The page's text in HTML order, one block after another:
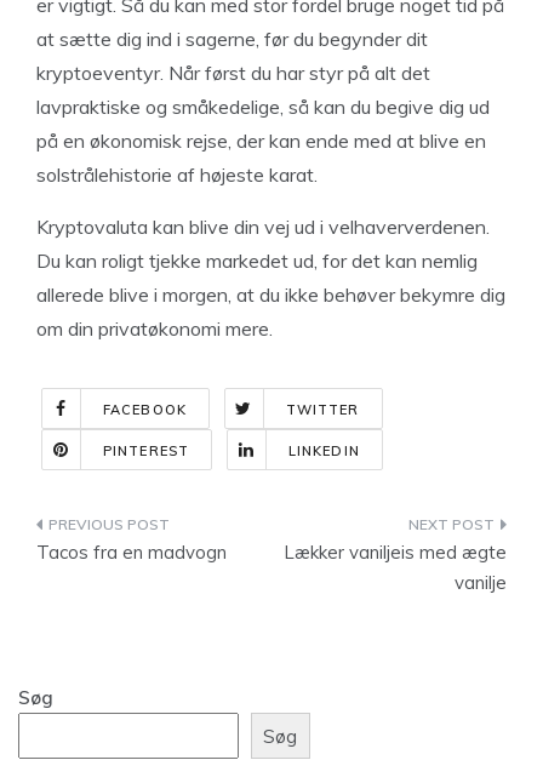
er vigtigt. Så du kan med stor fordel bruge noget tid på
at sætte dig ind i sagerne, før du begynder dit
kryptoeventyr. Når først du har styr på alt det
lavpraktiske og småkedelige, så kan du begive dig ud
på en økonomisk rejse, der kan ende med at blive en
solstrålehistorie af højeste karat.
Kryptovaluta kan blive din vej ud i velhaververdenen.
Du kan roligt tjekke markedet ud, for det kan nemlig
allerede blive i morgen, at du ikke behøver bekymre dig
om din privatøkonomi mere.
FACEBOOK TWITTER
PINTEREST LINKEDIN
Indlægsnavigation
Tacos fra en madvogn
Lækker vaniljeis med ægte
vanilje
Søg
Søg